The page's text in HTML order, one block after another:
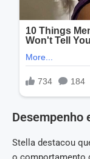
Desempenho
Stella destacou